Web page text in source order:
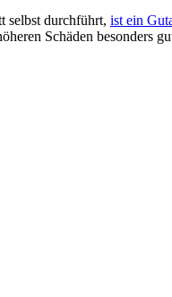
selbst durchführt, ist ein
Schäden besonders